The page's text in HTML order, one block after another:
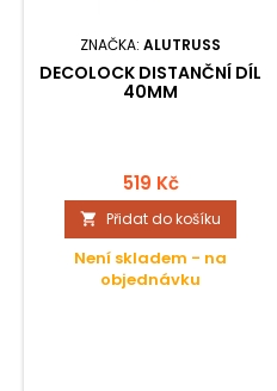
ZNAČKA: ALUTRUSS
DECOLOCK DISTANČNÍ DÍL
40MM
519 Kč
 Přidat do košíku
Není skladem - na
objednávku